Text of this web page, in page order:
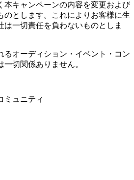
キャンペーンの内容を変更および
のとします。これによりお客様に生
は一切責任を負わないものとしま
オーディション・イベント・コン
切関係ありません。
ミュニティ